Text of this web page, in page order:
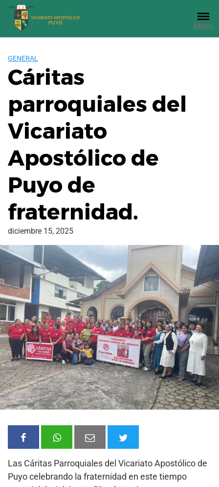
Saltar
contenido
Menu
GENERAL
Cáritas
parroquiales del
Vicariato
Apostólico de
Puyo de
fraternidad.
diciembre 15, 2025
Las Cáritas Parroquiales del Vicariato Apostólico de
Puyo celebrando la fraternidad en este tiempo